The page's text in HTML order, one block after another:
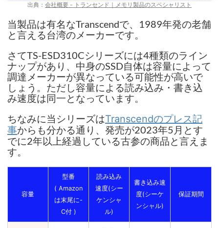
出典： 会社概要 - トランセンド｜メモリ製品のスペシャリスト
当製品は有名なTranscendで、1989年発の老舗
と言える台湾のメーカーです。
さてTS-ESD310Cシリーズには4種類のライン
ナップがあり、中身のSSD自体は容量によって
調達メーカーが異なっている可能性が高いで
しょう。ただし容量による読み込み・書き込
み速度は同一となっています。
ちなみに当シリーズはTranscendのプレス記
事からも分かる通り、発売が2023年5月とす
でに2年以上経過している古参の商品と言えま
す。
容量
型番
( Amazon
は末尾に-
C付 )
読み込み
速度(シー
ケンシャ
ル)
書き込み速
度(シーケ
ンシャル)
保証期間